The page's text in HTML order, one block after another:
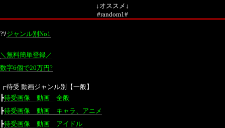
↓オススメ↓
#random1#
?ｿジャンル別No1
＼無料簡単登録／
数字6個で20万円?
┏待受 動画ジャンル別【一般】
┣待受画像 動画 全般
┣待受画像 動画 キャラ、アニメ
┣待受画像 動画 アイドル